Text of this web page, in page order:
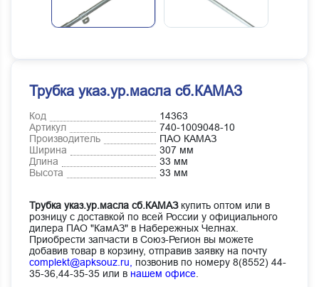
Трубка указ.ур.масла сб.КАМАЗ
Код
14363
Артикул
740-1009048-10
Производитель
ПАО КАМАЗ
Ширина
307 мм
Длина
33 мм
Высота
33 мм
Трубка указ.ур.масла сб.КАМАЗкупить оптом или в
розницу с доставкой по всей России у официального
дилера ПАО "КамАЗ" в Набережных Челнах.
Приобрести запчасти в Союз-Регион вы можете
добавив товар в корзину, отправив заявку на почту
complekt@apksouz.ru,
позвонив по номеру 8(8552) 44-
35-36,44-35-35 или в нашем офисе